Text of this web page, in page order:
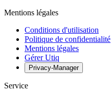
Mentions légales
Conditions d'utilisation
Politique de confidentialité
Mentions légales
Gérer Utiq
Privacy-Manager
Service